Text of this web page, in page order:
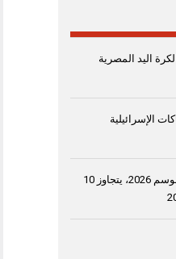
اليد المصرية
الإسرائيلية
إنتاج القمح في مصر خلال موسم 2026، يتجاوز 10